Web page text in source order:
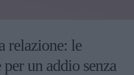
relazione: le
un addio senza